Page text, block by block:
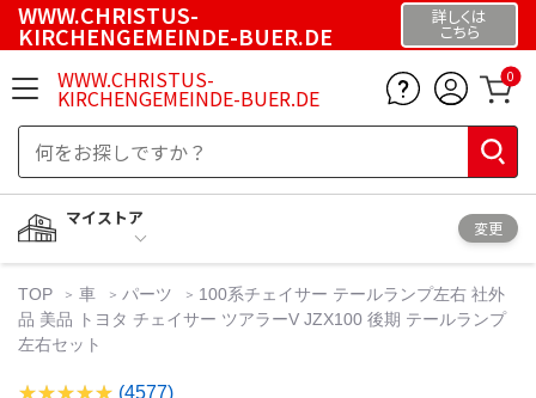
WWW.CHRISTUS-
KIRCHENGEMEINDE-BUER.DE
詳しくは
こちら
WWW.CHRISTUS-
KIRCHENGEMEINDE-BUER.DE
0
マイストア
変更
TOP 車 パーツ
100系チェイサー テールランプ左右 社外
品 美品 トヨタ チェイサー ツアラーV JZX100 後期 テールランプ
左右セット
(4577)